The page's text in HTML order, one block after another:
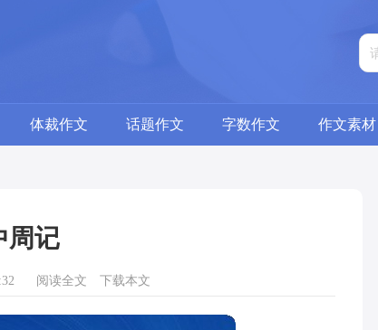
体裁作文 话题作文 字数作文 作文素材
周记
阅读全文 下载本文